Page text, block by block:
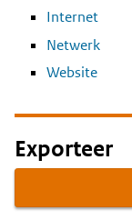
Internet
Netwerk
Website
Exporteer